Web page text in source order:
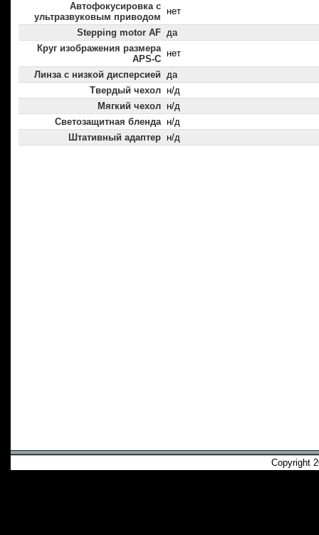
Автофокусировка с
ультразвуковым приводом
нет
Stepping motor AF да
Круг изображения размера
APS-C
нет
Линза с низкой дисперсией да
Твердый чехол н/д
Мягкий чехол н/д
Светозащитная бленда н/д
Штативный адаптер н/д
Copyright